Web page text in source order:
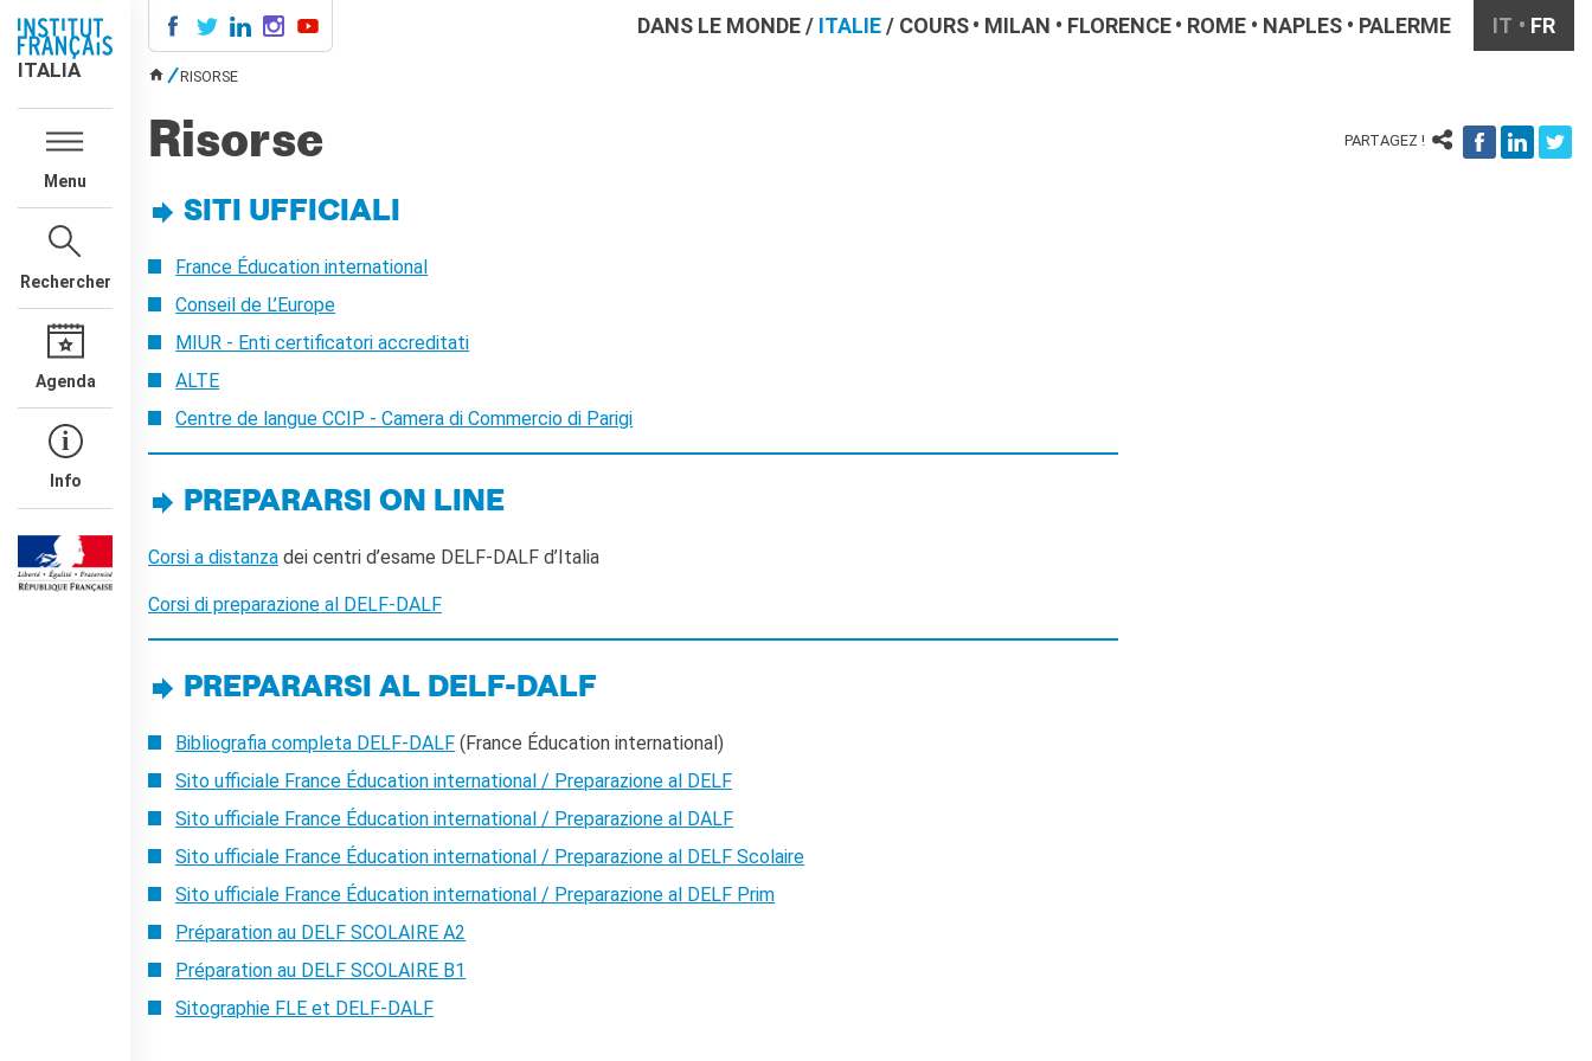
ITALIA
Menu
Rechercher
Agenda
Info
ITALIA
AGENDA
COURS DE FRANÇAIS
Contatti
Francofonia
Studenti
Formation professionnelle
France-Italie
ARTS VISUELS
La festa della musica
Exaequa
Fuori Sala
La Francia al Cinema
Residenza XR
LIVRES
DÉBATS D'IDÉES
UNIVERSITÉ, RECHERCHE,
INNOVATION
Étudier en France
Doubles diplômes
Soutien à la recherche et
l'innovation
YEP - Young Entrepreneurs
DANS LE MONDE/ ITALIE/ COURS MILAN FLORENCE ROME NAPLES PALERME IT FR
RISORSE
Risorse PARTAGEZ !
SITI UFFICIALI
France Éducation international
Conseil de L’Europe
MIUR - Enti certificatori accreditati
ALTE
Centre de langue CCIP - Camera di Commercio di Parigi
PREPARARSI ON LINE
Corsi a distanza dei centri d’esame DELF-DALF d’Italia
Corsi di preparazione al DELF-DALF
PREPARARSI AL DELF-DALF
Bibliografia completa DELF-DALF (France Éducation international)
Sito ufficiale France Éducation international / Preparazione al DELF
Sito ufficiale France Éducation international / Preparazione al DALF
Sito ufficiale France Éducation international / Preparazione al DELF Scolaire
Sito ufficiale France Éducation international / Preparazione al DELF Prim
Préparation au DELF SCOLAIRE A2
Préparation au DELF SCOLAIRE B1
Sitographie FLE et DELF-DALF